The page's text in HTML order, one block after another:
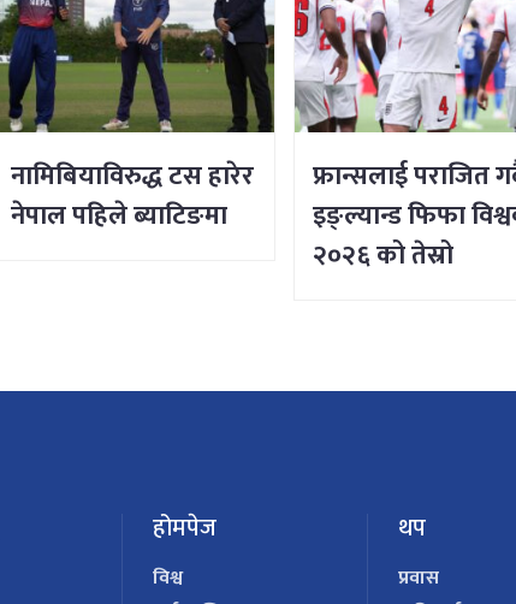
नामिबियाविरुद्ध टस हारेर
नेपाल पहिले ब्याटिङमा
फ्रान्सलाई पराजित
इङ्ल्यान्ड फिफा
२०२६ को तेस्रो
होमपेज
विश्व
थप
प्रवास